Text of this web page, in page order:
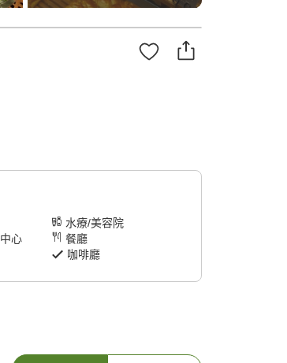
水療/美容院
心
餐廳
咖啡廳